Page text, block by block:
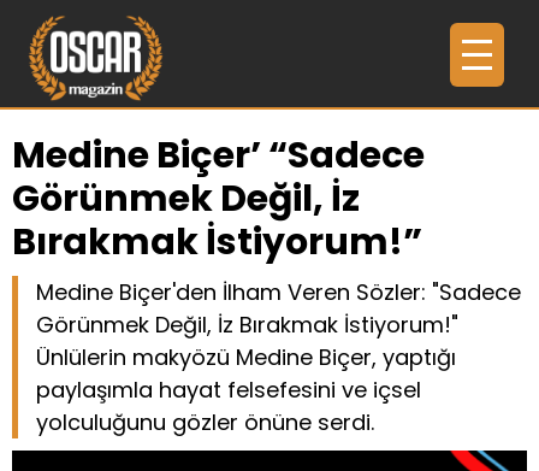
Medine Biçer’ “Sadece
Görünmek Değil, İz
Bırakmak İstiyorum!”
Medine Biçer'den İlham Veren Sözler: "Sadece
Görünmek Değil, İz Bırakmak İstiyorum!"
Ünlülerin makyözü Medine Biçer, yaptığı
paylaşımla hayat felsefesini ve içsel
yolculuğunu gözler önüne serdi.